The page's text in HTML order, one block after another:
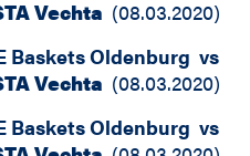
Vechta (08.03.2020)
Baskets Oldenburg vs
Vechta (08.03.2020)
Baskets Oldenburg vs